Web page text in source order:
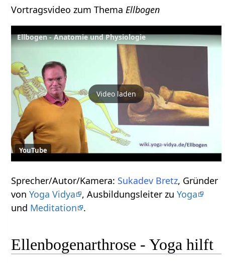
Vortragsvideo zum ThemaEllbogen
Ellbogen - Anatomie und Physiologie
Video laden
YouTube
Sprecher/Autor/Kamera: Sukadev Bretz, Gründer
vonYoga Vidya , Ausbildungsleiter zuYoga
und Meditation .
Ellenbogenarthrose - Yoga hilft